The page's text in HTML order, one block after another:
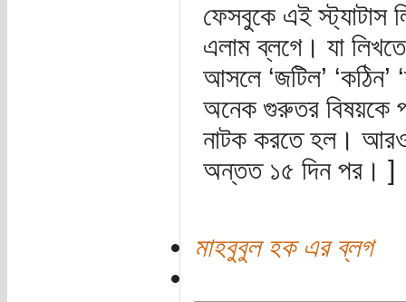
ফেসবুকে এই স্ট্যাটাস
এলাম ব্লগে। যা
আসলে ‘জটিল’ ‘কঠিন’
অনেক গুরুতর বিষয়কে
নাটক করতে হল। আরও
অন্তত ১৫ দিন পর। ]
মাহবুবুল হক এর ব্লগ